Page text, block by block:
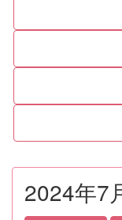
2024年7